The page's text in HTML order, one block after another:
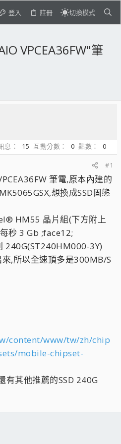
登入 註冊 切換模式
VPCEA36FW"筆
息 15 互動分數 0 點數
0
#1
筆電,原本內建的
想換成SSD固態
HM55 晶片組(下方附上
秒 3 Gb ;face12;
240G(ST240HM000-3Y)
,所以全速頂多是300MB/S
content/www/tw/zh/chip
mobile-chipset-
有其他推薦的SSD 240G